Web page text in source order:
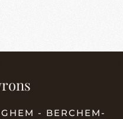
- BERCHEM-